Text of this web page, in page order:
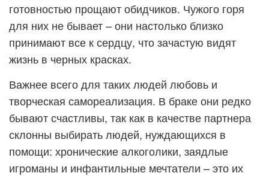
готовностью прощают обидчиков. Чужого горя
для них не бывает – они настолько близко
принимают все к сердцу, что зачастую видят
жизнь в черных красках.
Важнее всего для таких людей любовь и
творческая самореализация. В браке они редко
бывают счастливы, так как в качестве партнера
склонны выбирать людей, нуждающихся в
помощи: хронические алкоголики, заядлые
игроманы и инфантильные мечтатели – это их